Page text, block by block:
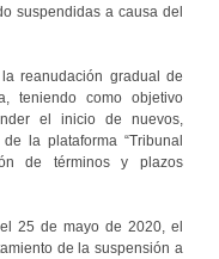
suspendidas a causa del
reanudación gradual de
teniendo como objetivo
el inicio de nuevos,
la plataforma “Tribunal
de términos y plazos
25 de mayo de 2020, el
de la suspensión a